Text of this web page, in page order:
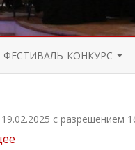
ФЕСТИВАЛЬ-КОНКУРС
ПРОГРАММА КОНЦЕРТОВ 2025
19.02.2025 с разрешением